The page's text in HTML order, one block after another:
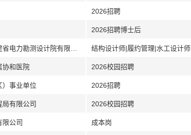
2026招聘
2026招聘博士后
结构设计师|履约管理|水工设计师
协和医院 2026校园招聘
）事业单位 2026招聘
有限公司 2026校园招聘
限公司 成本岗